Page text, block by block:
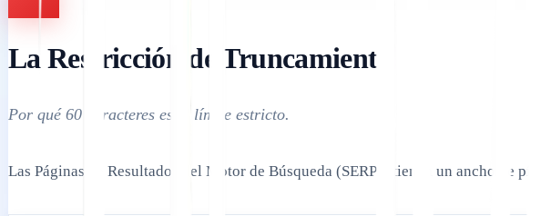
La Restricción de Truncamiento
Por qué 60 caracteres es el límite estricto.
Las Páginas de Resultados del Motor de Búsqueda (SERPs) tienen un ancho de